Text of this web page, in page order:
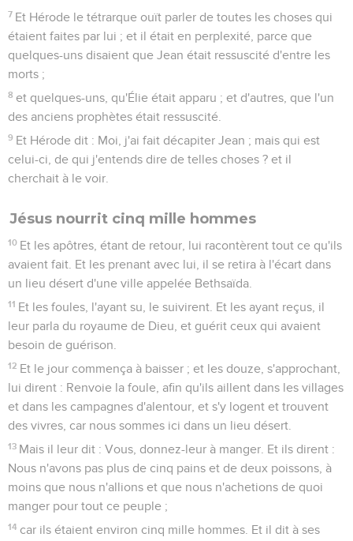
7 Et Hérode le tétrarque ouït parler de toutes les choses qui
étaient faites par lui ; et il était en perplexité, parce que
quelques-uns disaient que Jean était ressuscité d'entre les
morts ;
8 et quelques-uns, qu'Élie était apparu ; et d'autres, que l'un
des anciens prophètes était ressuscité.
9 Et Hérode dit : Moi, j'ai fait décapiter Jean ; mais qui est
celui-ci, de qui j'entends dire de telles choses ? et il
cherchait à le voir.
Jésus nourrit cinq mille hommes
10 Et les apôtres, étant de retour, lui racontèrent tout ce qu'ils
avaient fait. Et les prenant avec lui, il se retira à l'écart dans
un lieu désert d'une ville appelée Bethsaïda.
11 Et les foules, l'ayant su, le suivirent. Et les ayant reçus, il
leur parla du royaume de Dieu, et guérit ceux qui avaient
besoin de guérison.
12 Et le jour commença à baisser ; et les douze, s'approchant,
lui dirent : Renvoie la foule, afin qu'ils aillent dans les villages
et dans les campagnes d'alentour, et s'y logent et trouvent
des vivres, car nous sommes ici dans un lieu désert.
13 Mais il leur dit : Vous, donnez-leur à manger. Et ils dirent :
Nous n'avons pas plus de cinq pains et de deux poissons, à
moins que nous n'allions et que nous n'achetions de quoi
manger pour tout ce peuple ;
14 car ils étaient environ cinq mille hommes. Et il dit à ses